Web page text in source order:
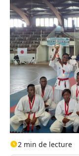
2 min de lecture